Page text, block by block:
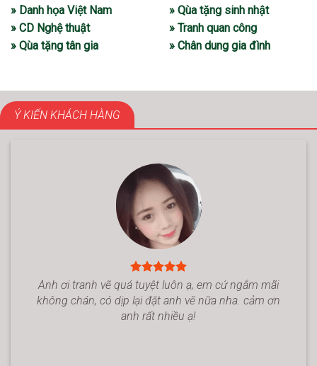
» Danh họa Việt Nam
» CD Nghệ thuật
» Qùa tặng tân gia
» Qùa tặng sinh nhật
» Tranh quan công
» Chân dung gia đình
Ý KIẾN KHÁCH HÀNG
Anh ơi tranh vẽ quá tuyệt luôn ạ, em cứ ngắm mãi
không chán, có dịp lại đặt anh vẽ nữa nha. cảm ơn
anh rất nhiều ạ!